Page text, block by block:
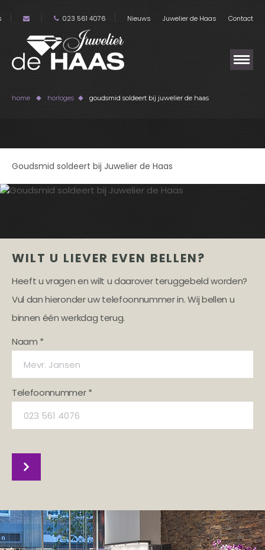
023 561 4076 Nieuws Juwelier de Haas Contact
home horloges goudsmid soldeert bij juwelier de haas
Goudsmid soldeert bij Juwelier de Haas
WILT U LIEVER EVEN BELLEN?
Heeft u vragen en wilt u daarover teruggebeld worden?
Vul dan hieronder uw telefoonnummer in. Wij bellen u
binnen één werkdag terug.
Naam *
Telefoonnummer *